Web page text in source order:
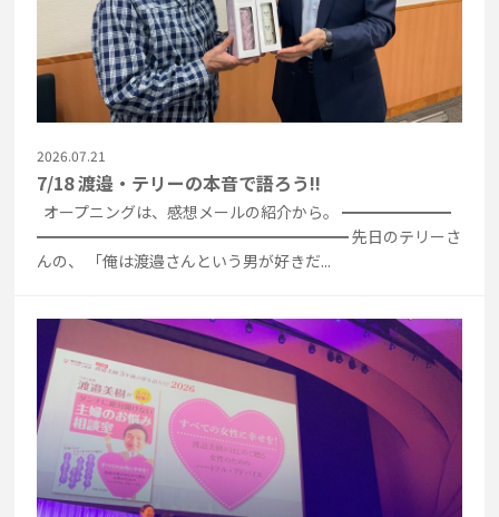
2026.07.21
7/18 渡邉・テリーの本音で語ろう!!
オープニングは、感想メールの紹介から。 ━━━━━━━
━━━━━━━━━━━━━━━━━━━━ 先日のテリーさ
んの、 「俺は渡邉さんという男が好きだ...